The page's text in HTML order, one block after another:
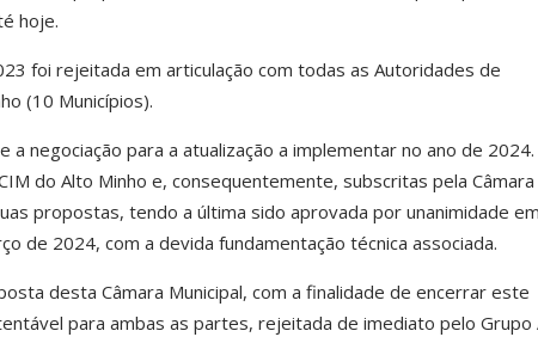
hoje.
foi rejeitada em articulação com todas as Autoridades de
(10 Municípios).
a negociação para a atualização a implementar no ano de
do Alto Minho e, consequentemente, subscritas pela Câmara
propostas, tendo a última sido aprovada por unanimidade em
de 2024, com a devida fundamentação técnica associada.
desta Câmara Municipal, com a finalidade de encerrar este
para ambas as partes, rejeitada de imediato pelo Grupo